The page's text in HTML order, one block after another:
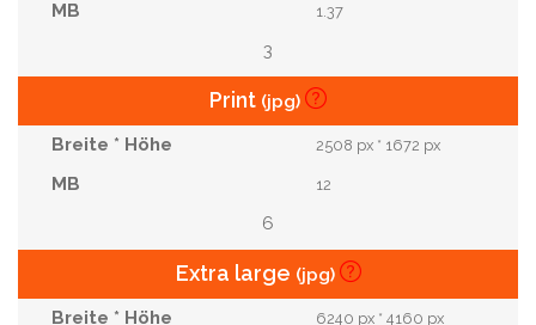
1.37
3
Print (jpg)
2508 px * 1672 px
12
6
Extra large (jpg)
6240 px * 4160 px